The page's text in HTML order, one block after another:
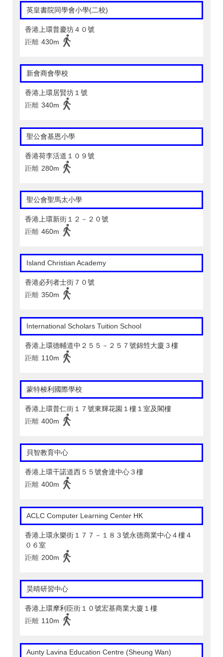
英皇書院同學會小學(二校)
香港上環普慶坊４０號
距離 430m
新會商會學校
香港上環居賢坊１號
距離 340m
聖公會基恩小學
香港荷李活道１０９號
距離 280m
聖公會聖馬太小學
香港上環新街１２－２０號
距離 460m
Island Christian Academy
香港必列者士街７０號
距離 350m
International Scholars Tuition School
香港上環德輔道中２５５－２５７號錦甡大廈３樓
距離 110m
蒙特梭利國際學校
香港上環普仁街１７號東輝花園１樓１室及閣樓
距離 400m
貝智教育中心
香港上環干諾道西５５號會達中心３樓
距離 400m
ACLC Computer Learning Center HK
香港上環永樂街１７７－１８３號永德商業中心４樓４
０６室
距離 200m
昊晴研習中心
香港上環摩利臣街１０號宏基商業大廈１樓
距離 110m
Aunty Lavina Education Centre (Sheung Wan)